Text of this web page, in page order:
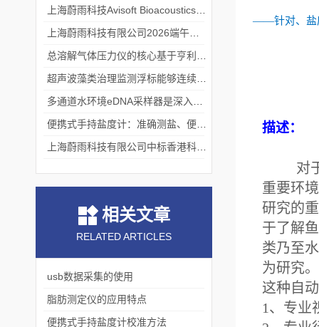
——针对、盐
描述：
对
重要环
研究的
于了解
类乃至
为研究。
这种自
1、专业
相关文章
RELATED ARTICLES
usb数据采集的使用
脂肪测定仪的应用特点
便携式手持盐度计校准方法